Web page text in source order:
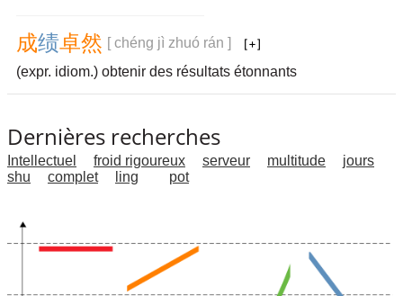
成绩卓然 [ chéng jì zhuó rán ]
(expr. idiom.) obtenir des résultats étonnants
Dernières recherches
Intellectuel froid rigoureux serveur multitude
jours
shu
complet ling pot